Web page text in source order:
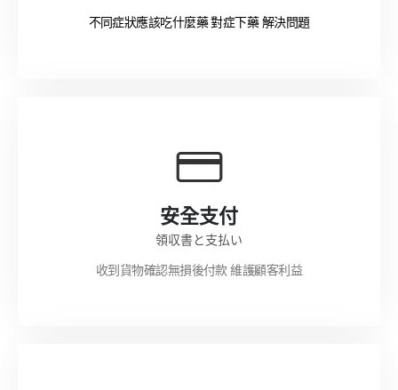
不同症狀應該吃什麼藥 對症下藥 解決問題
安全支付
領収書と支払い
收到貨物確認無損後付款 維護顧客利益